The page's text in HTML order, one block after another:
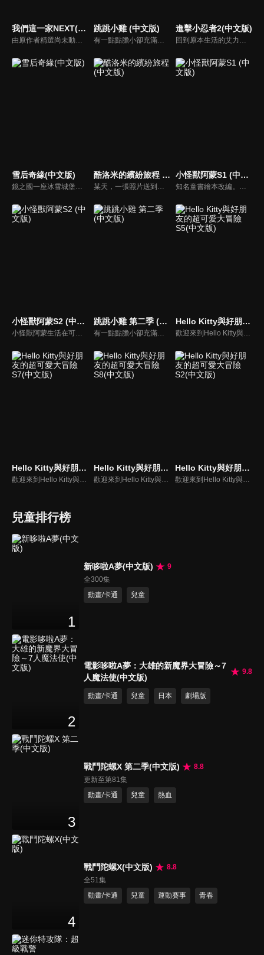
我們這一家NEXT(中文版) 跳跳小雞 (中文版)
有一點點膽小卻充滿好奇心的「帶骨雞」，和總是用小跳步靠過來的舞蹈老師「小跳步青蛙老師」，以及其他具有獨特個性的夥伴們跳舞大活耀！在家裡和各種地方以「身體動了，心也舞動了起來♪」為主題的角色人物。這是關於不可思議的夥伴們與愉快舞蹈的故事。
進擊小忍者2(中文版)
雪后奇緣(中文版)
鏡之國一座冰雪城堡，冰雪女王警告女兒艾拉神祕封印下住著邪惡的冰雪妖魔。山精旅行家來到冰雪城堡探險，卻意外打開封印，釋放出邪惡冰雪妖魔不僅擾亂鏡之國和人類世界。艾拉和山精一起尋找冒險家凱和格爾達，只有他們能幫助對付冰雪妖魔。究竟他們能否擊敗這些冰雪妖魔，解除鏡之國和人類世界的危機？
酷洛米的繽紛旅程 (中文版)
某天，一張照片送到了酷洛米的手機中。照片中的人是酷洛米失蹤的姊姊——洛米娜。「我想去找姊姊！」酷洛米究竟能不能順利見到洛米娜呢？
小怪獸阿蒙S1 (中文版)
知名童書繪本改編。故事講述的是小怪獸阿蒙醜醜的外表下，有著一顆敏感細膩的心。他希望有人能愛他，包容他，陪伴他，愛他本來的樣子。這個系列圍繞“愛”的主題，恰恰是父母對孩子所有愛的表現。
小怪獸阿蒙S2 (中文版)
小怪獸阿蒙生活在可愛的絨毛鎮上，他每天都會面對一些有趣的挑戰。幸運地是他是你見過最有愛心的小怪獸，並且在他的朋友們的幫助下，他會從中找到正確的事去做(即使他還不知道那是什麼)，學會跟隨他自己的內心。
跳跳小雞 第二季 (中文版)
有一點點膽小卻充滿好奇心的"帶骨雞"，和總是用小跳步靠過來的舞蹈老師"小跳步青蛙老師"，以及其他具有獨特個性的夥伴們跳舞大活耀！在家裡和各種地方以「身體動了，心也舞動了起來♪」為主題。
Hello Kitty與好朋友的超可愛大冒險S5(中文版)
歡迎來到Hello Kitty與好朋友的超可愛大冒險!與Hello Kitty, 大眼蛙, 酷企鵝, 美樂蒂, 布丁狗還有酷洛米, 準備和朋友們一起經歷有趣的冒險吧!
Hello Kitty與好朋友的超可愛大冒險S7(中文版)
歡迎來到Hello Kitty與好朋友的超可愛大冒險! 與Hello Kitty, 大眼蛙, 酷企鵝, 美樂蒂, 布丁狗還有酷洛米, 準備和朋友們一起經歷有趣的冒險吧!
Hello Kitty與好朋友的超可愛大冒險S8(中文版)
歡迎來到Hello Kitty與好朋友的超可愛大冒險! 與Hello Kitty, 大眼蛙, 酷企鵝, 美樂蒂, 布丁狗還有酷洛米, 準備和朋友們一起經歷有趣的冒險吧!
Hello Kitty與好朋友的超可愛大冒險S2(中文版)
歡迎來到Hello Kitty與好朋友的超可愛大冒險!與Hello Kitty, 大眼蛙, 酷企鵝, 美樂蒂, 布丁狗還有酷洛米, 準備和朋友們一起經歷有趣的冒險吧!
兒童排行榜
1
新哆啦A夢(中文版)
9
全300集
動畫/卡通
兒童
2
電影哆啦A夢：大雄的新魔界大冒險～7
人魔法使(中文版)
9.8
動畫/卡通 兒童 日本 劇場版
3
戰鬥陀螺X 第二季(中文版)
8.8
更新至第81集
動畫/卡通
兒童 熱血
4
戰鬥陀螺X(中文版)
8.8
全51集
動畫/卡通
兒童 運動賽事 青春